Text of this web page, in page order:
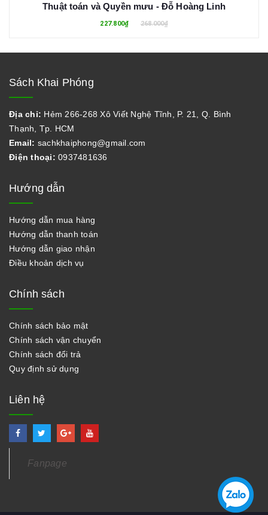
Thuật toán và Quyền mưu - Đỗ Hoàng Linh
227.800₫ 268.000₫
Sách Khai Phóng
Địa chỉ: Hẻm 266-268 Xô Viết Nghệ Tĩnh, P. 21, Q. Bình
Thạnh, Tp. HCM
Email: sachkhaiphong@gmail.com
Điện thoại: 0937481636
Hướng dẫn
Hướng dẫn mua hàng
Hướng dẫn thanh toán
Hướng dẫn giao nhận
Điều khoản dịch vụ
Chính sách
Chính sách bảo mật
Chính sách vận chuyển
Chính sách đổi trả
Quy định sử dụng
Liên hệ
Fanpage